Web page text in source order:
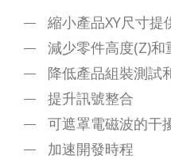
縮小產品XY尺寸
減少零件高度(Z)
降低產品組裝測試
提升訊號整合
可遮罩電磁波的干
加速開發時程